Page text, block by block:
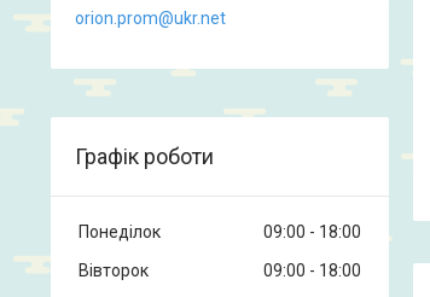
orion.prom@ukr.net
Графік роботи
Понеділок 09:00
18:00
Вівторок
09:00
18:00